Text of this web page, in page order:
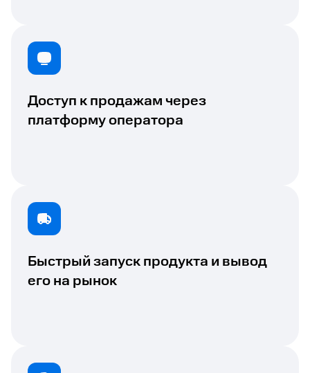
Доступ к продажам через
платформу оператора
Быстрый запуск продукта и вывод
его на рынок